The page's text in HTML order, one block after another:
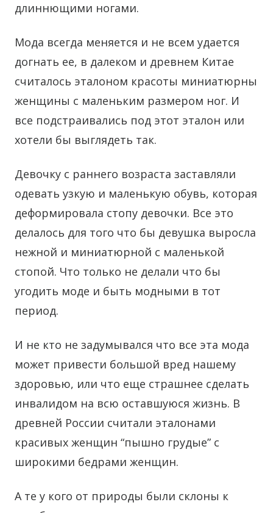
длиннющими ногами.
Мода всегда меняется и не всем удается
догнать ее, в далеком и древнем Китае
считалось эталоном красоты миниатюрны
женщины с маленьким размером ног. И
все подстраивались под этот эталон или
хотели бы выглядеть так.
Девочку с раннего возраста заставляли
одевать узкую и маленькую обувь, которая
деформировала стопу девочки. Все это
делалось для того что бы девушка выросла
нежной и миниатюрной с маленькой
стопой. Что только не делали что бы
угодить моде и быть модными в тот
период.
И не кто не задумывался что все эта мода
может привести большой вред нашему
здоровью, или что еще страшнее сделать
инвалидом на всю оставшуюся жизнь. В
древней России считали эталонами
красивых женщин “пышно грудые” с
широкими бедрами женщин.
А те у кого от природы были склоны к